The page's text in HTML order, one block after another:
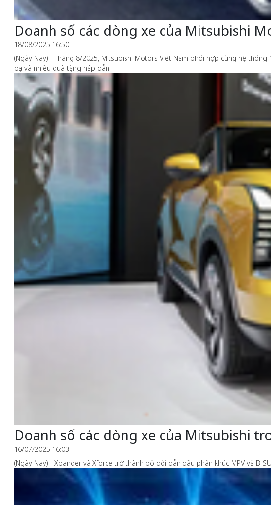
Doanh số các dòng xe của Mitsubishi
18/08/2025 16:50
(Ngày Nay) - Tháng 8/2025, Mitsubishi Motors Việt Nam phối hợp cùng hệ
bạ và nhiều quà tặng hấp dẫn.
Doanh số các dòng xe của Mitsubishi
16/07/2025 16:03
(Ngày Nay) - Xpander và Xforce trở thành bộ đôi dẫn đầu phân khúc MPV và